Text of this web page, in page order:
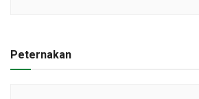
Peternakan